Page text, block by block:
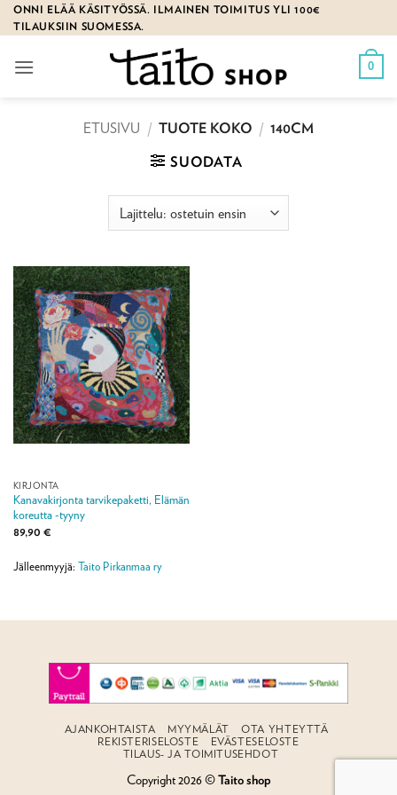
Skip
to
ONNI ELÄÄ KÄSITYÖSSÄ. ILMAINEN TOIMITUS YLI 100€
TILAUKSIIN SUOMESSA.
0
ETUSIVU / TUOTE KOKO / 140CM
SUODATA
KIRJONTA
Kanavakirjonta tarvikepaketti, Elämän
koreutta -tyyny
89,90 €
Jälleenmyyjä: Taito Pirkanmaa ry
AJANKOHTAISTA MYYMÄLÄT
OTA YHTEYTTÄ
REKISTERISELOSTE
EVÄSTESELOSTE
TILAUS- JA TOIMITUSEHDOT
Copyright 2026 ©Taito shop